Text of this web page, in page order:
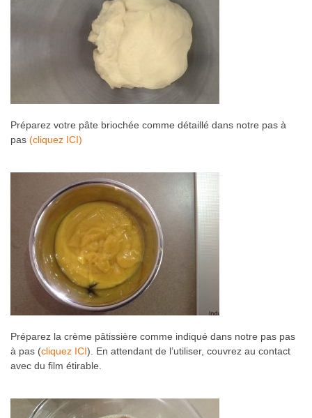
Préparez votre pâte briochée comme détaillé dans notre pas à
pas (cliquez ICI)
Préparez la crème pâtissière comme indiqué dans notre pas pas
à pas (cliquez ICI). En attendant de l’utiliser, couvrez au contact
avec du film étirable.